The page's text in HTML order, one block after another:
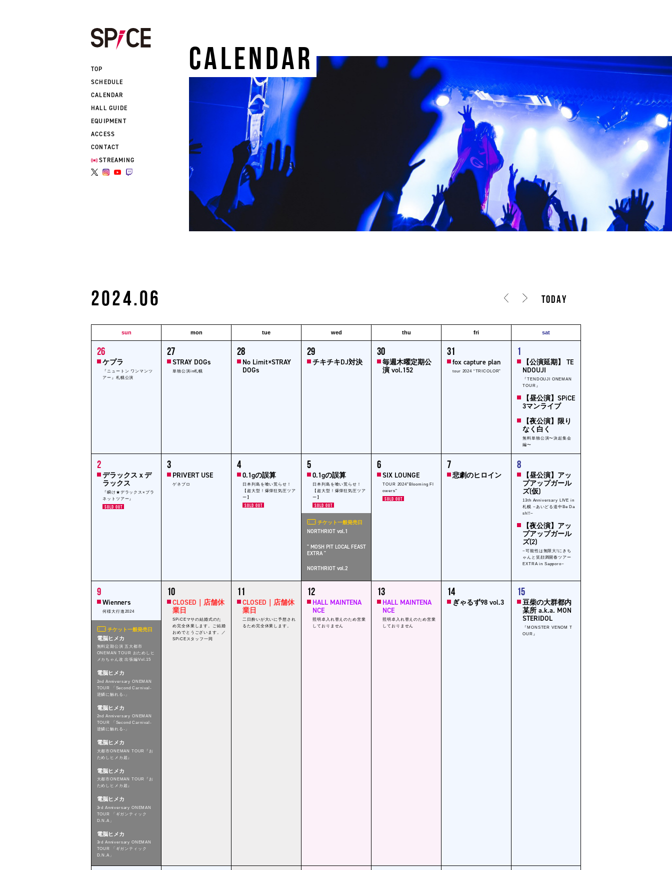
TOP
SCHEDULE
CALENDAR
HALL GUIDE
EQUIPMENT
ACCESS
CONTACT
STREAMING
CALENDAR
2024.06 TODAY
Calendar
sun mon tue wed thu fri sat
event,
26
ケプラ
『ニュートン ワンマンツ
アー』札幌公演
event,
27
STRAY DOGs
単独公演in札幌
event,
28
No Limit×STRAY
DOGs
event,
29
チキチキDJ対決
event,
30
毎週木曜定期公
演 vol.152
event,
31
fox capture plan
tour 2024 “TRICOLOR”
1
【公演延期】 TE
NDOUJI
『TENDOUJI ONEMAN
TOUR』
【昼公演】SPiCE
3マンライブ
【夜公演】限り
なく白く
無料単独公演〜決起集会
編〜
event,
2
デラックスｘデ
ラックス
『瞬け★デラックス×プラ
ネットツアー』
SOLD OUT
event,
3
PRIVERT USE
ゲネプロ
event,
4
0.1gの誤算
日本列島を喰い荒らせ！
【超大型！爆弾狂気圧ツア
ー】
SOLD OUT
event,
5
0.1gの誤算
日本列島を喰い荒らせ！
【超大型！爆弾狂気圧ツア
ー】
SOLD OUT
チケット一般発売日
NORTHRIOT vol.1
" MOSH PIT LOCAL FEAST
EXTRA "
NORTHRIOT vol.2
event,
6
SIX LOUNGE
TOUR 2024”Blooming Fl
owers”
SOLD OUT
event,
7
悲劇のヒロイン
events,
8
【昼公演】アッ
プアップガール
ズ(仮)
13th Anniversary LIVE in
札幌 ~あいどる道中Be Da
sh!!~
【夜公演】アッ
プアップガール
ズ(2)
~可能性は無限大!にきち
ゃんと笑顔満開春ツアー
EXTRA in Sapporo~
event,
9
Wienners
何様大行進2024
チケット一般発売日
電脳ヒメカ
無料定期公演 五大都市
ONEMAN TOUR おためしヒ
メカちゃん改 出張編Vol.15
電脳ヒメカ
2nd Anniversary ONEMAN
TOUR 「Second Carnival-
逆鱗に触れる-」
電脳ヒメカ
2nd Anniversary ONEMAN
TOUR 「Second Carnival-
逆鱗に触れる-」
電脳ヒメカ
大都市ONEMAN TOUR『お
ためしヒメカ超』
電脳ヒメカ
大都市ONEMAN TOUR『お
ためしヒメカ超』
電脳ヒメカ
3rd Anniversary ONEMAN
TOUR 「ギガンティック
D.N.A」
電脳ヒメカ
3rd Anniversary ONEMAN
TOUR 「ギガンティック
D.N.A」
event,
10
CLOSED｜店舗休
業日
SPiCEマサの結婚式のた
め完全休業します。ご結婚
おめでとうございます。／
SPiCEスタッフ一同
11
CLOSED｜店舗休
業日
二日酔いが大いに予想され
るため完全休業します。
event,
12
HALL MAINTENA
NCE
照明卓入れ替えのため営業
しておりません
event,
13
HALL MAINTENA
NCE
照明卓入れ替えのため営業
しておりません
event,
14
ぎゃるず98 vol.3
event,
15
豆柴の大群都内
某所 a.k.a. MON
STERIDOL
『MONSTER VENOM T
OUR』